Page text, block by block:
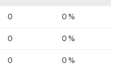
0 0 %
0 0 %
0 0 %